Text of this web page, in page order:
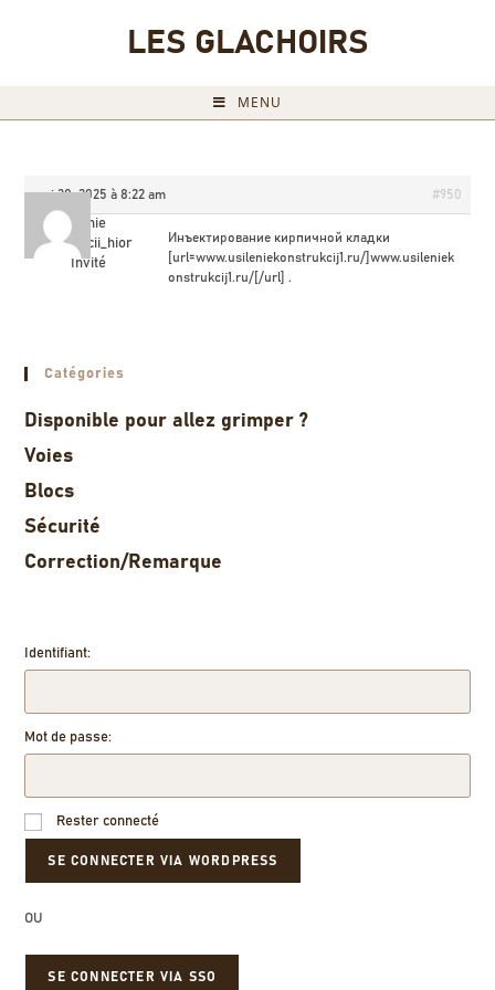
LES GLACHOIRS
MENU
mai 30, 2025 à 8:22 am #950
Ysilenie
konstrykcii_hior
Invité
Инъектирование кирпичной кладки
[url=www.usileniekonstrukcij1.ru/]www.usileniek
onstrukcij1.ru/[/url] .
Catégories
Disponible pour allez grimper ?
Voies
Blocs
Sécurité
Correction/Remarque
Identifiant:
Mot de passe:
Rester connecté
OU
SE CONNECTER VIA SSO